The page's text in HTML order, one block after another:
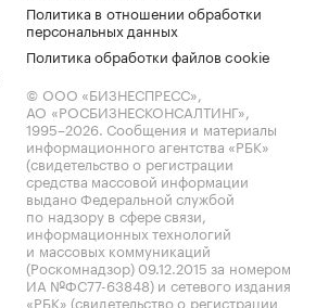
Политика в отношении обработки
персональных данных
Политика обработки файлов cookie
© ООО «БИЗНЕСПРЕСС»,
АО «РОСБИЗНЕСКОНСАЛТИНГ»,
1995–2026. Сообщения и материалы
информационного агентства «РБК»
(свидетельство о регистрации
средства массовой информации
выдано Федеральной службой
по надзору в сфере связи,
информационных технологий
и массовых коммуникаций
(Роскомнадзор) 09.12.2015 за номером
ИА №ФС77-63848) и сетевого издания
«РБК» (свидетельство о регистрации